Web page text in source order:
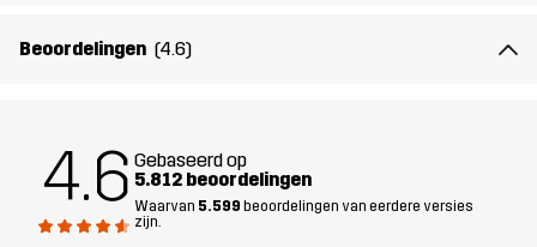
de manchetten stevig op hun plaats te houden over je laarzen.
Pasvorm REGULAR
Materiál 1
Beoordelingen (4.6)
4.6 Gebaseerd op
5.812 beoordelingen
Waarvan 5.599 beoordelingen van eerdere versies
zijn.